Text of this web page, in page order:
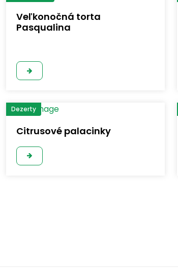
Veľkonočná torta
Pasqualina
Dezerty
Citrusové palacinky